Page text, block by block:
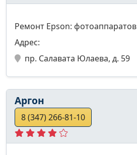
Ремонт Epson: фотоаппаратов
Адрес:
пр. Салавата Юлаева, д. 59
Аргон
8 (347) 266-81-10